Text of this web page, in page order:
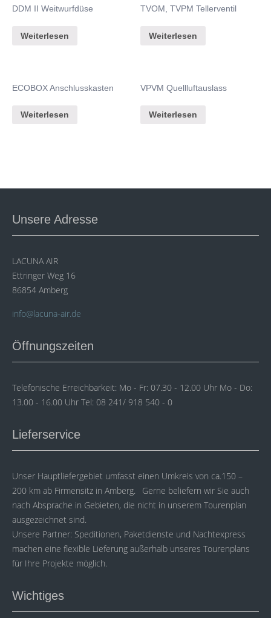
DDM II Weitwurfdüse
Weiterlesen
TVOM, TVPM Tellerventil
Weiterlesen
ECOBOX Anschlusskasten
Weiterlesen
VPVM Quellluftauslass
Weiterlesen
Unsere Adresse
LACUNA AIR
Ettringer Weg 16
86854 Amberg
info@lacuna-air.de
Öffnungszeiten
Telefonische Erreichbarkeit: Mo - Fr: 07.30 - 12.00 Uhr Mo - Do:
13.00 - 16.00 Uhr Tel: 08 241/ 918 540 - 0
Lieferservice
Unser Hauptliefergebiet umfasst einen Umkreis von ca.150 –
200 km ab Firmensitz in Amberg. Gerne beliefern wir Sie auch
nach Absprache in Gebieten, die nicht in unserem Tourenplan
ausgezeichnet sind.
Unsere Partner: Speditionen, Paketdienste und Nachtexpress
machen eine flexible Lieferung außerhalb unseres Tourenplans
für Ihre Projekte möglich.
Wichtiges